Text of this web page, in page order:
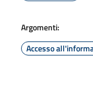
Argomenti:
Accesso